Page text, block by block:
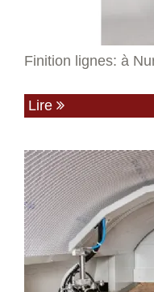
Finition lignes: à
Lire